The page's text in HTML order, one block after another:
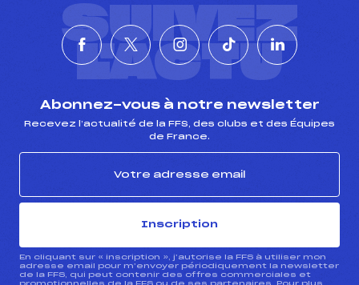
SUIVEZ
L'ACTU
Abonnez-vous à notre newsletter
Recevez l’actualité de la FFS, des clubs et des Équipes
de France.
Inscription
En cliquant sur « inscription », j’autorise la FFS à utiliser mon
adresse email pour m’envoyer périodiquement la newsletter
de la FFS, qui peut contenir des offres commerciales et
promotionnelles de la FFS ou de ses partenaires. Pour plus